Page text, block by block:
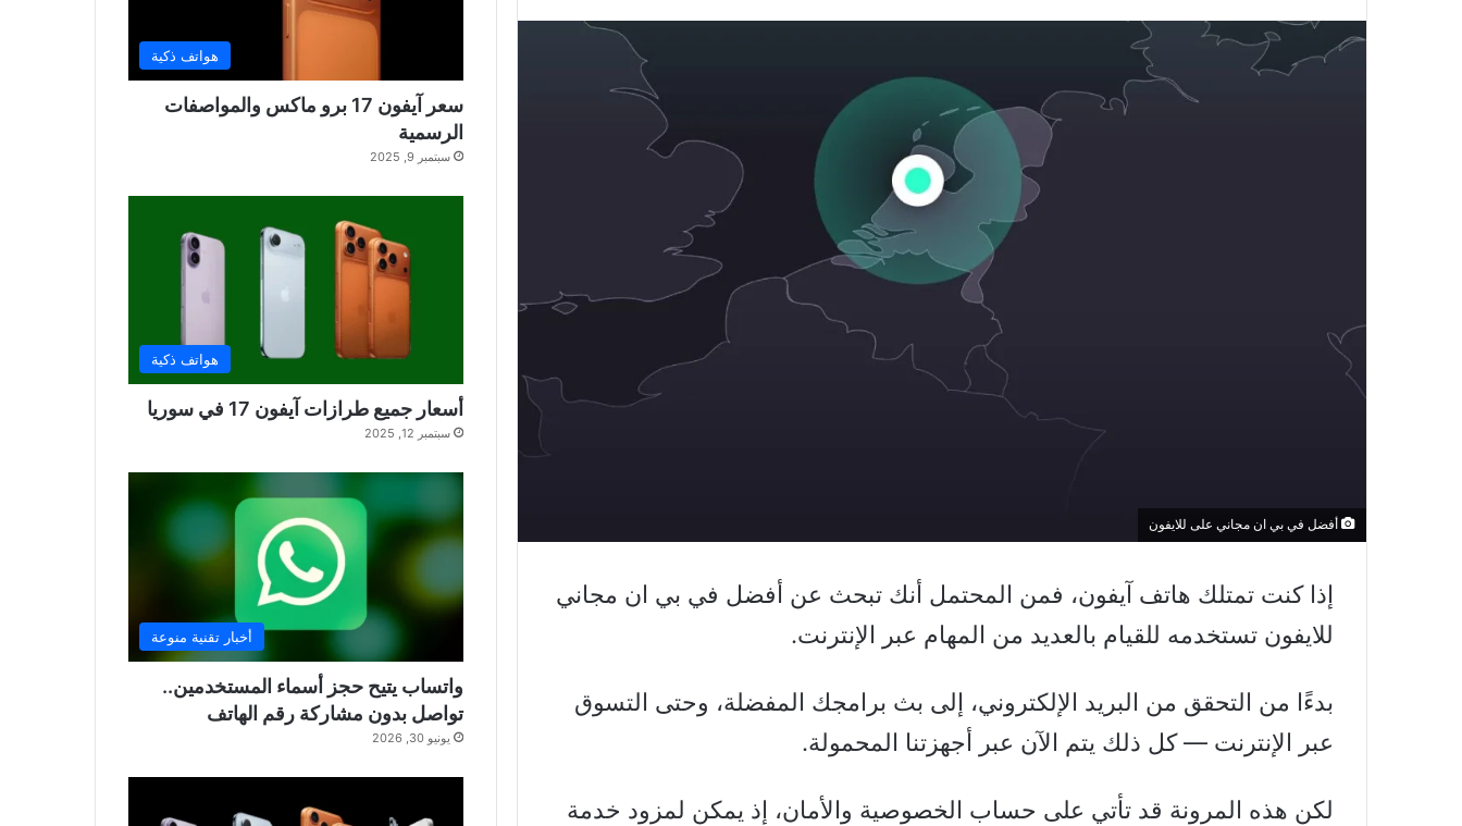
أفضل في بي ان مجاني على للايفون
إذا كنت تمتلك هاتف آيفون، فمن المحتمل أنك تبحث عن أفضل في بي ان مجاني
للايفون تستخدمه للقيام بالعديد من المهام عبر الإنترنت.
بدءًا من التحقق من البريد الإلكتروني، إلى بث برامجك المفضلة، وحتى التسوق
عبر الإنترنت — كل ذلك يتم الآن عبر أجهزتنا المحمولة.
لكن هذه المرونة قد تأتي على حساب الخصوصية والأمان، إذ يمكن لمزود خدمة
هواتف ذكية
سعر آيفون 17 برو ماكس والمواصفات
الرسمية
سبتمبر 9, 2025
هواتف ذكية
أسعار جميع طرازات آيفون 17 في سوريا
سبتمبر 12, 2025
أخبار تقنية منوعة
واتساب يتيح حجز أسماء المستخدمين..
تواصل بدون مشاركة رقم الهاتف
يونيو 30, 2026